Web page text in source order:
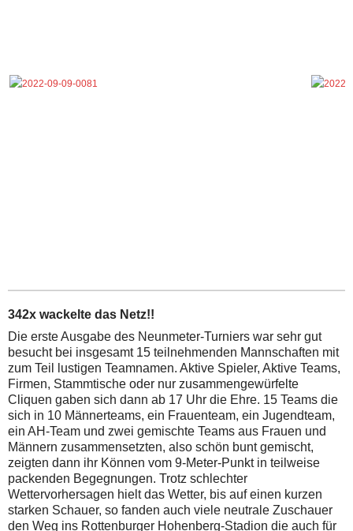
342x wackelte das Netz!!
Die erste Ausgabe des Neunmeter-Turniers war sehr gut
besucht bei insgesamt 15 teilnehmenden Mannschaften mit
zum Teil lustigen Teamnamen. Aktive Spieler, Aktive Teams,
Firmen, Stammtische oder nur zusammengewürfelte
Cliquen gaben sich dann ab 17 Uhr die Ehre. 15 Teams die
sich in 10 Männerteams, ein Frauenteam, ein Jugendteam,
ein AH-Team und zwei gemischte Teams aus Frauen und
Männern zusammensetzten, also schön bunt gemischt,
zeigten dann ihr Können vom 9-Meter-Punkt in teilweise
packenden Begegnungen. Trotz schlechter
Wettervorhersagen hielt das Wetter, bis auf einen kurzen
starken Schauer, so fanden auch viele neutrale Zuschauer
den Weg ins Rottenburger Hohenberg-Stadion die auch für